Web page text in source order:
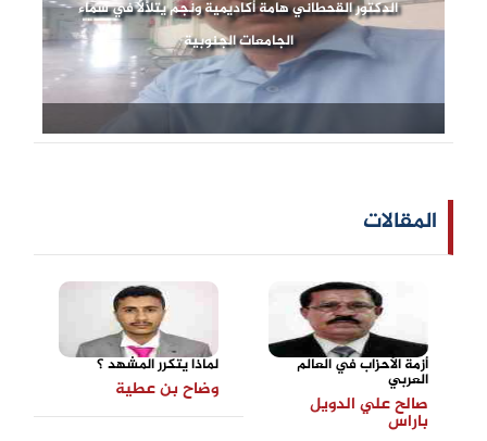
الدكتور القحطاني هامة أكاديمية ونجم يتلألأ في سماء
الجامعات الجنوبية
المقالات
أزمة الأحزاب في العالم
العربي
صالح علي الدويل
باراس
لماذا يتكرر المشهد ؟
وضاح بن عطية